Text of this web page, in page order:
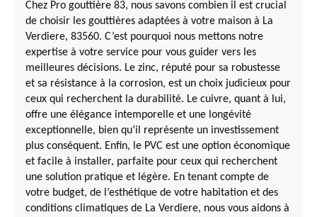
Chez Pro gouttière 83, nous savons combien il est crucial
de choisir les gouttières adaptées à votre maison à La
Verdiere, 83560. C’est pourquoi nous mettons notre
expertise à votre service pour vous guider vers les
meilleures décisions. Le zinc, réputé pour sa robustesse
et sa résistance à la corrosion, est un choix judicieux pour
ceux qui recherchent la durabilité. Le cuivre, quant à lui,
offre une élégance intemporelle et une longévité
exceptionnelle, bien qu’il représente un investissement
plus conséquent. Enfin, le PVC est une option économique
et facile à installer, parfaite pour ceux qui recherchent
une solution pratique et légère. En tenant compte de
votre budget, de l’esthétique de votre habitation et des
conditions climatiques de La Verdiere, nous vous aidons à